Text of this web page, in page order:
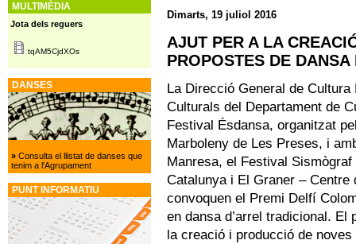
Dimarts, 19 juliol 2016
AJUT PER A LA
PROPOSTES DE
La Direcció General de
Culturals del Departament de
Festival Ésdansa, organitzat
Marboleny de Les Preses, i
Manresa, el Festival Sismògraf
Catalunya i El Graner –
convoquen el Premi Delfí
en dansa d’arrel tradicional.
la creació i producció de
MULTIMÈDIA
Jota dels reguers
tqAM5CjdXOs
DANSES
»Consulta el llistat de danses que
tenim a l'Agrupament
PUNT INFORMATIU